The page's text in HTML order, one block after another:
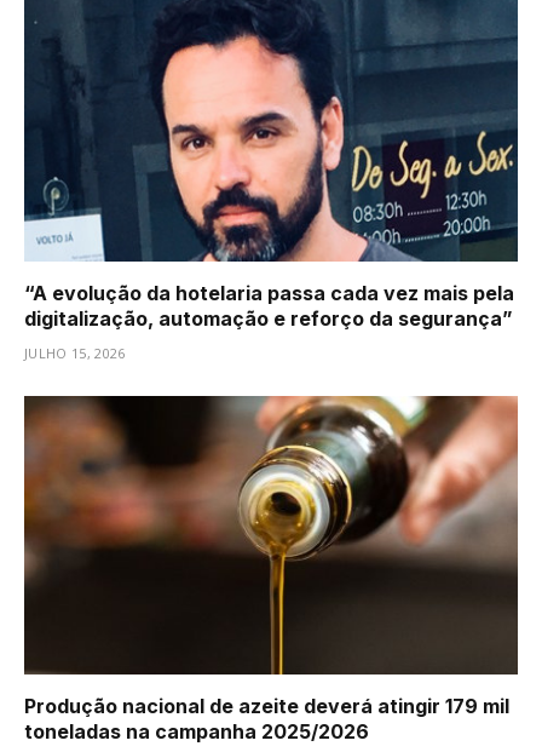
“A evolução da hotelaria passa cada vez mais pela
digitalização, automação e reforço da segurança”
JULHO 15, 2026
Produção nacional de azeite deverá atingir 179 mil
toneladas na campanha 2025/2026